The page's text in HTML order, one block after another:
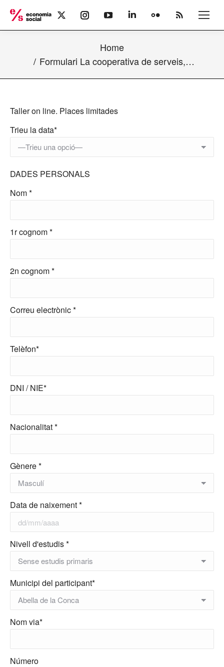
X
page
new
window
Instagram
page
new
window
YouTube
page
in
new
window
Linkedin
page
new
window
Flickr
page
new
window
Rss
page
new
window
Home
Formulari La cooperativa de serveis,…
Taller on line. Places limitades
Trieu la data*
DADES PERSONALS
Nom *
1r cognom *
2n cognom *
Correu electrònic *
Telèfon*
DNI / NIE*
Nacionalitat *
Gènere *
Data de naixement *
Nivell d'estudis *
Municipi del participant*
Nom via*
Número